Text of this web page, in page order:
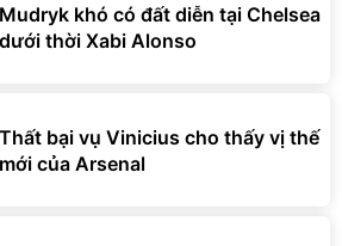
Mudryk khó có đất diễn tại Chelsea
dưới thời Xabi Alonso
Thất bại vụ Vinicius cho thấy vị thế
mới của Arsenal